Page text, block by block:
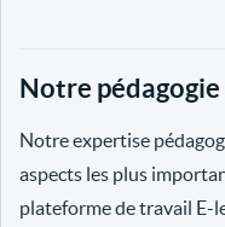
Notre pédagogie
Notre expertise
aspects les plus
plateforme de travail E-